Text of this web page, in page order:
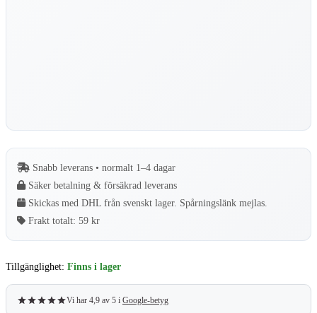
Snabb leverans • normalt 1–4 dagar
Säker betalning & försäkrad leverans
Skickas med DHL från svenskt lager. Spårningslänk mejlas.
Frakt totalt: 59 kr
Tillgänglighet: Finns i lager
Vi har 4,9 av 5 i Google-betyg